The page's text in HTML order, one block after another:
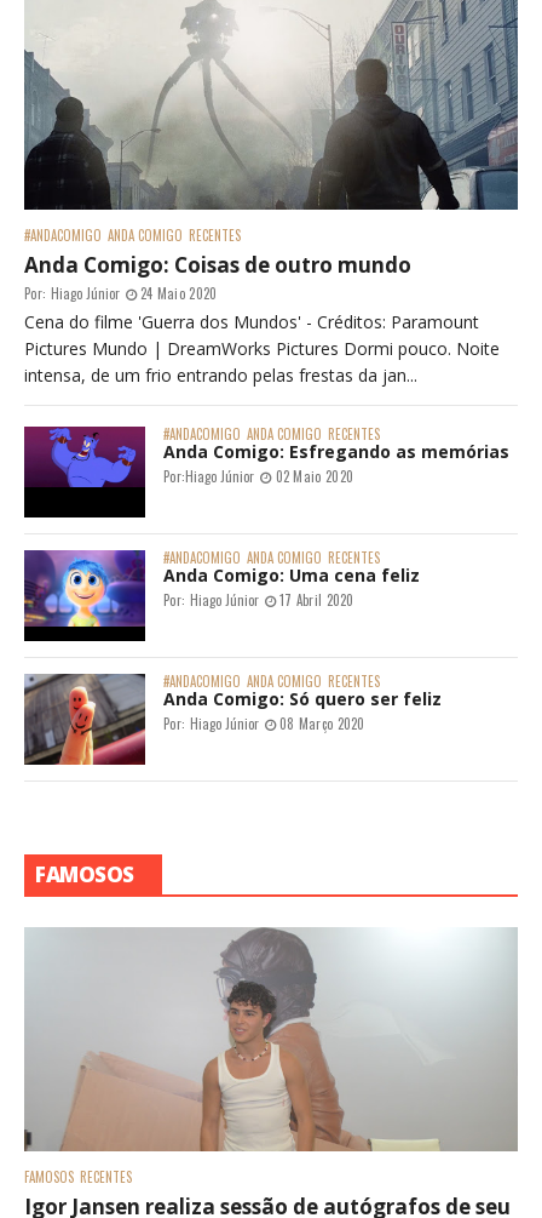
#ANDACOMIGO ANDA COMIGO RECENTES
Anda Comigo: Coisas de outro mundo
Por: Hiago Júnior 24 Maio 2020
Cena do filme 'Guerra dos Mundos' - Créditos: Paramount
Pictures Mundo | DreamWorks Pictures Dormi pouco. Noite
intensa, de um frio entrando pelas frestas da jan...
#ANDACOMIGO ANDA COMIGO RECENTES
Anda Comigo: Esfregando as memórias
Por:Hiago Júnior 02 Maio 2020
#ANDACOMIGO ANDA COMIGO RECENTES
Anda Comigo: Uma cena feliz
Por: Hiago Júnior 17 Abril 2020
#ANDACOMIGO ANDA COMIGO RECENTES
Anda Comigo: Só quero ser feliz
Por: Hiago Júnior 08 Março 2020
FAMOSOS
FAMOSOS RECENTES
Igor Jansen realiza sessão de autógrafos de seu